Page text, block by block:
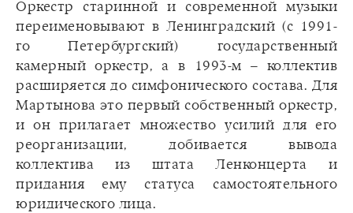
Оркестр старинной и современной музыки
переименовывают в Ленинградский (с 1991-
го Петербургский) государственный
камерный оркестр, а в 1993-м – коллектив
расширяется до симфонического состава. Для
Мартынова это первый собственный оркестр,
и он прилагает множество усилий для его
реорганизации, добивается вывода
коллектива из штата Ленконцерта и
придания ему статуса самостоятельного
юридического лица.